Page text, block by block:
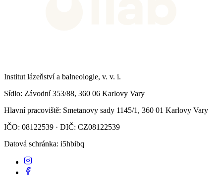
Institut lázeňství a balneologie, v. v. i.
Sídlo: Závodní 353/88, 360 06 Karlovy Vary
Hlavní pracoviště: Smetanovy sady 1145/1, 360 01 Karlovy Vary
IČO: 08122539 · DIČ: CZ08122539
Datová schránka: i5hbibq